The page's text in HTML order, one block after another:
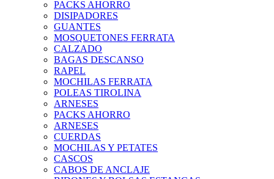
PACKS AHORRO
DISIPADORES
GUANTES
MOSQUETONES FERRATA
CALZADO
BAGAS DESCANSO
RAPEL
MOCHILAS FERRATA
POLEAS TIROLINA
ARNESES
PACKS AHORRO
ARNESES
CUERDAS
MOCHILAS Y PETATES
CASCOS
CABOS DE ANCLAJE